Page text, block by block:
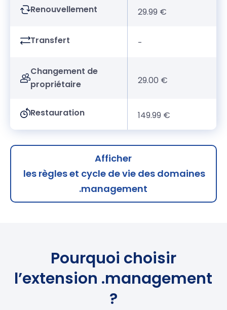
Renouvellement 29.99 €
Transfert -
Changement de
propriétaire
29.00 €
Restauration 149.99 €
Afficher
les règles et cycle de vie des domaines
.management
Pourquoi choisir
l’extension .management
?